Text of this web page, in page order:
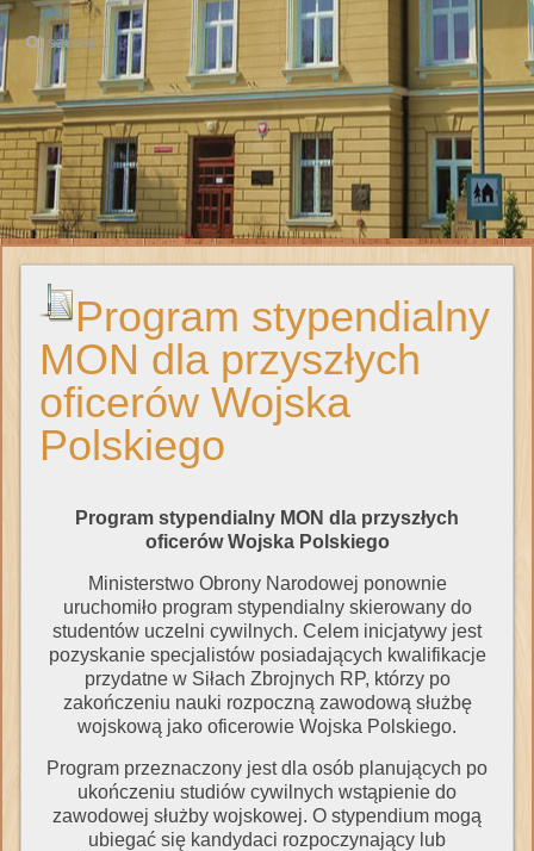
Program stypendialny
MON dla przyszłych
oficerów Wojska
Polskiego
Program stypendialny MON dla przyszłych
oficerów Wojska Polskiego
Ministerstwo Obrony Narodowej ponownie
uruchomiło program stypendialny skierowany do
studentów uczelni cywilnych. Celem inicjatywy jest
pozyskanie specjalistów posiadających kwalifikacje
przydatne w Siłach Zbrojnych RP, którzy po
zakończeniu nauki rozpoczną zawodową służbę
wojskową jako oficerowie Wojska Polskiego.
Program przeznaczony jest dla osób planujących po
ukończeniu studiów cywilnych wstąpienie do
zawodowej służby wojskowej. O stypendium mogą
ubiegać się kandydaci rozpoczynający lub